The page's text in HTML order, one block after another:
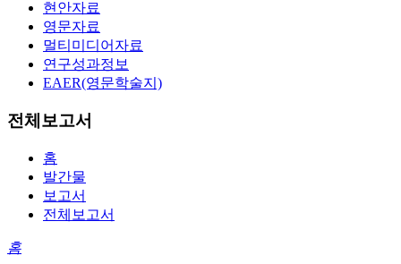
현안자료
영문자료
멀티미디어자료
연구성과정보
EAER(영문학술지)
전체보고서
홈
발간물
보고서
전체보고서
홈